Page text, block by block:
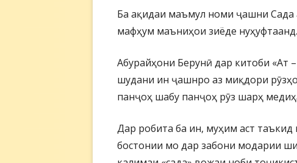
Ба ақидаи маъмул номи ҷашни Сада
мафҳум маъниҳои зиёде нуҳуфтаанд.
Абурайҳони Берунӣ дар китоби «Ат
шудани ин ҷашнро аз миқдори
панҷоҳ шабу панҷоҳ рӯз шарҳ
Дар робита ба ин, муҳим аст
бостонии мо дар забони модарии